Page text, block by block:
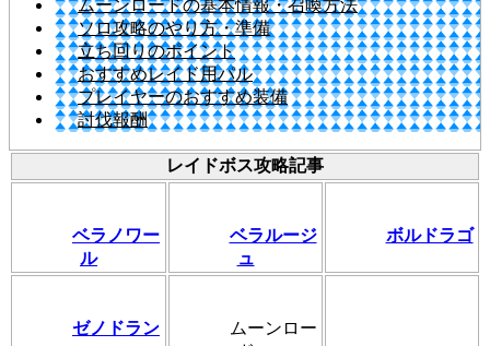
ムーンロードの基本情報・召喚方法
ソロ攻略のやり方・準備
立ち回りのポイント
おすすめレイド用パル
プレイヤーのおすすめ装備
討伐報酬
レイドボス攻略記事
ベラノワー
ル
ベラルージ
ュ
ボルドラゴ
ゼノドラン
ムーンロー